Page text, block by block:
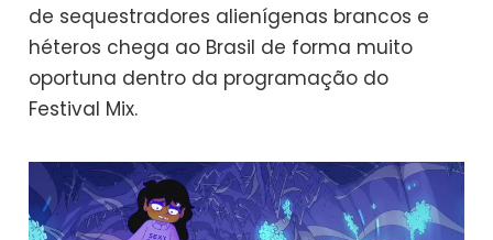
de sequestradores alienígenas brancos e
héteros chega ao Brasil de forma muito
oportuna dentro da programação do
Festival Mix.